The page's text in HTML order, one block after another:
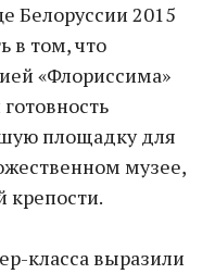
Белоруссии 2015
в том, что
«Флориссима»
площадку для
музее,
крепости.
класса выразили